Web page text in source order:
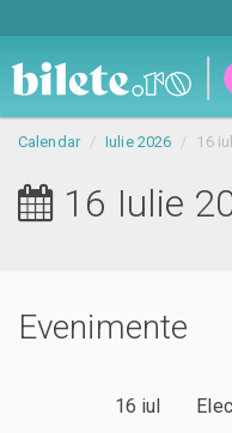
Calendar Iulie 2026 16 iul
16 Iulie
Evenimente
16 iul